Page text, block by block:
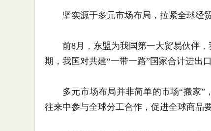
坚实源于多元市场布局，拉紧全球经贸
前8月，东盟为我国第一大贸易伙伴，
期，我国对共建“一带一路”国家合计进出
多元市场布局并非简单的市场“搬家”
往来中参与全球分工合作，促进全球商品